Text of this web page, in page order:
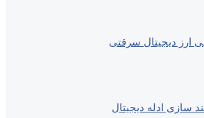
ارز دیجیتال سرقتی
سازی ادله دیجیتال